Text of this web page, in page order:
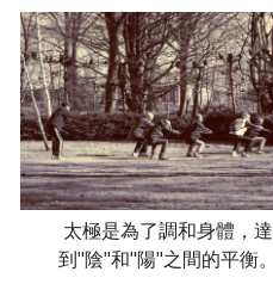
太極是為了調和身體，達
到"陰"和"陽"之間的平衡。